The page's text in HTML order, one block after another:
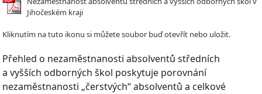
Jihočeském kraji
Kliknutím na tuto ikonu si můžete soubor buď otevřít nebo uložit.
Přehled o nezaměstnanosti absolventů středních
a vyšších odborných škol poskytuje porovnání
nezaměstnanosti „čerstvých“ absolventů a celkové